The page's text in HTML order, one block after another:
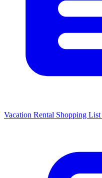
Vacation Rental Shopping List